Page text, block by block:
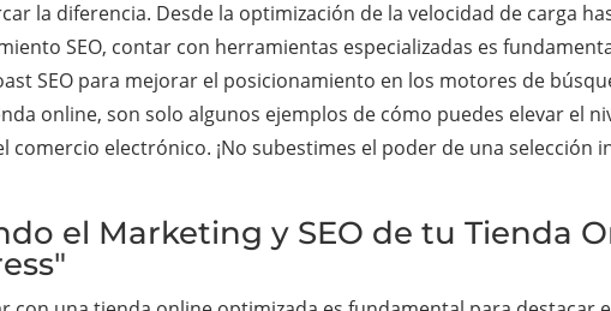
la diferencia. Desde la optimización de la velocidad de carga
SEO, contar con herramientas especializadas es
SEO para mejorar el posicionamiento en los motores de
online, son solo algunos ejemplos de cómo puedes elevar el
comercio electrónico. ¡No subestimes el poder de una selección
el Marketing y SEO de tu Tienda